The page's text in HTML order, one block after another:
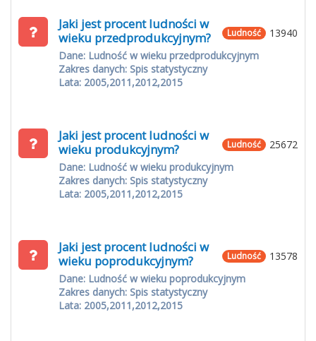
13940
Ludność
Jaki jest procent ludności w
wieku przedprodukcyjnym?
Dane: Ludność w wieku przedprodukcyjnym
Zakres danych: Spis statystyczny
Lata: 2005,2011,2012,2015
25672
Ludność
Jaki jest procent ludności w
wieku produkcyjnym?
Dane: Ludność w wieku produkcyjnym
Zakres danych: Spis statystyczny
Lata: 2005,2011,2012,2015
13578
Ludność
Jaki jest procent ludności w
wieku poprodukcyjnym?
Dane: Ludność w wieku poprodukcyjnym
Zakres danych: Spis statystyczny
Lata: 2005,2011,2012,2015